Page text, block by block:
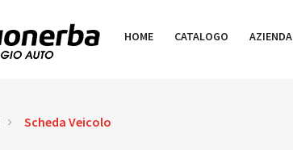
HOME CATALOGO AZIENDA
Scheda Veicolo